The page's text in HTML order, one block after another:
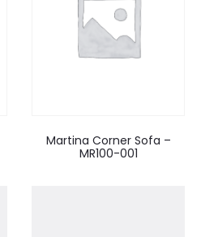
Martina Corner Sofa –
MR100-001